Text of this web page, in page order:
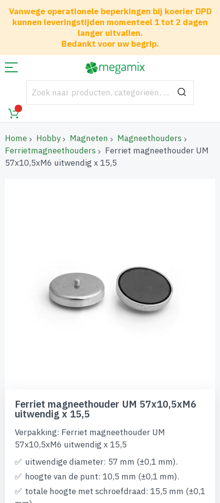
Vanwege operationele beperkingen bij koerier DPD
kunnen leveringstijden momenteel 1 tot 2 dagen
langer uitvallen.
Bedankt voor uw begrip.
Home Hobby Magneten
Magneethouders
Ferrietmagneethouders
Ferriet magneethouder UM
57x10,5xM6 uitwendig x 15,5
naar
begin
afbeeldingen-
Ferriet magneethouder UM 57x10,5xM6
uitwendig x 15,5
Verpakking: Ferriet magneethouder UM
57x10,5xM6 uitwendig x 15,5
uitwendige diameter: 57 mm (±0,1 mm).
hoogte van de punt: 10,5 mm (±0,1 mm).
totale hoogte met schroefdraad: 15,5 mm (±0,1